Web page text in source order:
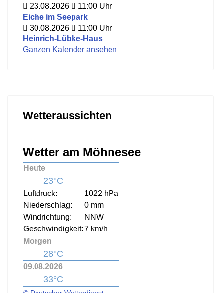
23.08.2026
11:00 Uhr
Eiche im Seepark
30.08.2026
11:00 Uhr
Heinrich-Lübke-Haus
Ganzen Kalender ansehen
Wetteraussichten
Wetter am Möhnesee
Heute
23°C
Luftdruck:
1022 hPa
Niederschlag:
0 mm
Windrichtung:
NNW
Geschwindigkeit:7 km/h
Morgen
28°C
09.08.2026
33°C